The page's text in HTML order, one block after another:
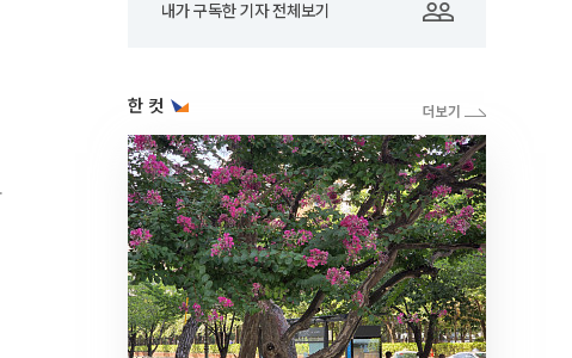
내가 구독한 기자 전체보기
한 컷